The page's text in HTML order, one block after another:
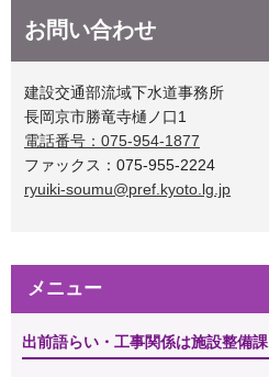
お問い合わせ
建設交通部流域下水道事務所
長岡京市勝竜寺樋ノ口1
電話番号：075-954-1877
ファックス：075-955-2224
ryuiki-soumu@pref.kyoto.lg.jp
メニュー
出前語らい・工事関係は施設整備課